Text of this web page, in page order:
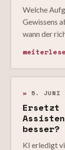
Welche
Gewissens
wann der
» 5. JUNI
besser?
KI erledigt